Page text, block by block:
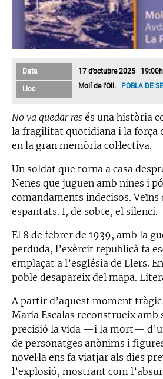
Data 17 d’octubre 2025 19:00h
Lloc Molí de l'Oli. POBLA DE
No va quedar res és una història
la fragilitat quotidiana i la força
en la gran memòria col·lectiva.
Un soldat que torna a casa
Nenes que juguen amb nines i
comandaments indecisos. Veïns
espantats. I, de sobte, el silenci.
El 8 de febrer de 1939, amb la
perduda, l’exèrcit republicà fa
emplaçat a l’església de Llers.
poble desapareix del mapa.
A partir d’aquest moment
Maria Escalas reconstrueix
precisió la vida —i la mort—
de personatges anònims i
novel·la ens fa viatjar als dies
l’explosió, mostrant com